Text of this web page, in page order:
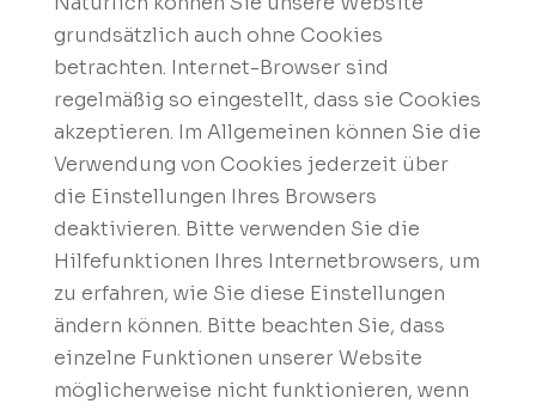
grundsätzlich auch ohne Cookies
betrachten. Internet-Browser sind
regelmäßig so eingestellt, dass sie Cookies
akzeptieren. Im Allgemeinen können Sie die
Verwendung von Cookies jederzeit über
die Einstellungen Ihres Browsers
deaktivieren. Bitte verwenden Sie die
Hilfefunktionen Ihres Internetbrowsers, um
zu erfahren, wie Sie diese Einstellungen
ändern können. Bitte beachten Sie, dass
einzelne Funktionen unserer Website
möglicherweise nicht funktionieren, wenn